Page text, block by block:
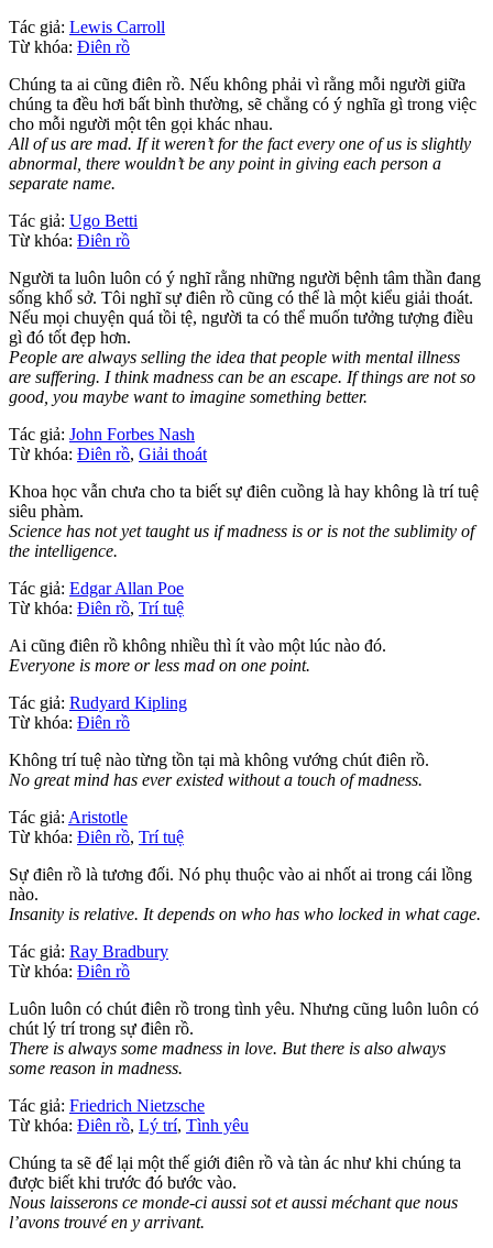
Tác giả: Lewis Carroll
Từ khóa: Điên rồ
Chúng ta ai cũng điên rồ. Nếu không phải vì rằng mỗi người giữa
chúng ta đều hơi bất bình thường, sẽ chẳng có ý nghĩa gì trong việc
cho mỗi người một tên gọi khác nhau.
All of us are mad. If it weren’t for the fact every one of us is slightly
abnormal, there wouldn’t be any point in giving each person a
separate name.
Tác giả: Ugo Betti
Từ khóa: Điên rồ
Người ta luôn luôn có ý nghĩ rằng những người bệnh tâm thần đang
sống khổ sở. Tôi nghĩ sự điên rồ cũng có thể là một kiểu giải thoát.
Nếu mọi chuyện quá tồi tệ, người ta có thể muốn tưởng tượng điều
gì đó tốt đẹp hơn.
People are always selling the idea that people with mental illness
are suffering. I think madness can be an escape. If things are not so
good, you maybe want to imagine something better.
Tác giả: John Forbes Nash
Từ khóa: Điên rồ, Giải thoát
Khoa học vẫn chưa cho ta biết sự điên cuồng là hay không là trí tuệ
siêu phàm.
Science has not yet taught us if madness is or is not the sublimity of
the intelligence.
Tác giả: Edgar Allan Poe
Từ khóa: Điên rồ, Trí tuệ
Ai cũng điên rồ không nhiều thì ít vào một lúc nào đó.
Everyone is more or less mad on one point.
Tác giả: Rudyard Kipling
Từ khóa: Điên rồ
Không trí tuệ nào từng tồn tại mà không vướng chút điên rồ.
No great mind has ever existed without a touch of madness.
Tác giả: Aristotle
Từ khóa: Điên rồ, Trí tuệ
Sự điên rồ là tương đối. Nó phụ thuộc vào ai nhốt ai trong cái lồng
nào.
Insanity is relative. It depends on who has who locked in what cage.
Tác giả: Ray Bradbury
Từ khóa: Điên rồ
Luôn luôn có chút điên rồ trong tình yêu. Nhưng cũng luôn luôn có
chút lý trí trong sự điên rồ.
There is always some madness in love. But there is also always
some reason in madness.
Tác giả: Friedrich Nietzsche
Từ khóa: Điên rồ, Lý trí, Tình yêu
Chúng ta sẽ để lại một thế giới điên rồ và tàn ác như khi chúng ta
được biết khi trước đó bước vào.
Nous laisserons ce monde-ci aussi sot et aussi méchant que nous
l’avons trouvé en y arrivant.